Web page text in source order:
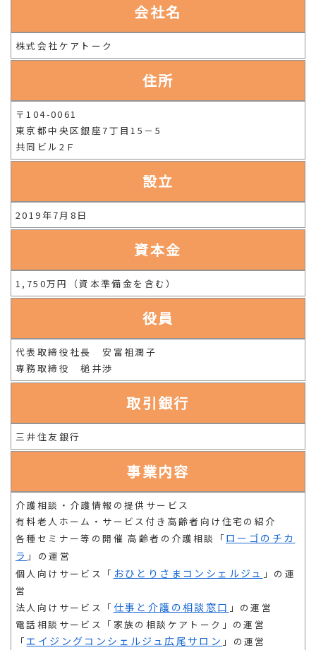
会社名
株式会社ケアトーク
住所
〒104-0061
東京都中央区銀座7丁目15－5
共同ビル2Ｆ
設立
2019年7月8日
資本金
1,750万円（資本準備金を含む）
役員
代表取締役社長 安富祖潤子
専務取締役 槌井渉
取引銀行
三井住友銀行
事業内容
介護相談・介護情報の提供サービス
有料老人ホーム・サービス付き高齢者向け住宅の紹介
各種セミナー等の開催 高齢者の介護相談「 ローゴのチカ
ラ 」の運営
個人向けサービス「 おひとりさまコンシェルジュ 」の運
営
法人向けサービス「 仕事と介護の相談窓口 」の運営
電話相談サービス「家族の相談ケアトーク」の運営
「エイジングコンシェルジュ広尾サロン 」の運営